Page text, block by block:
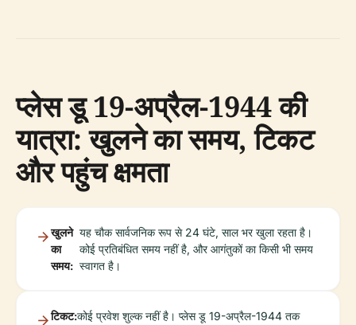
प्लेस डू 19-अप्रैल-1944 की
यात्रा: खुलने का समय, टिकट
और पहुंच क्षमता
खुलने
का
समय:
यह चौक सार्वजनिक रूप से 24 घंटे, साल भर खुला रहता है।
कोई प्रतिबंधित समय नहीं है, और आगंतुकों का किसी भी समय
स्वागत है।
टिकट:कोई प्रवेश शुल्क नहीं है। प्लेस डू 19-अप्रैल-1944 तक